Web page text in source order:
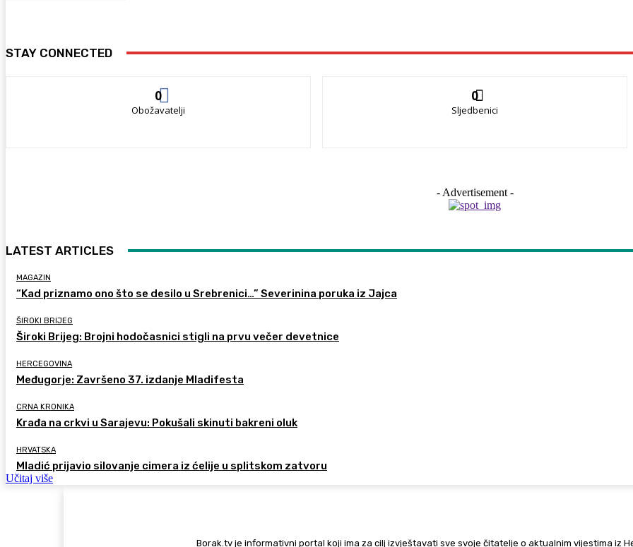
STAY CONNECTED
0
Obožavatelji
0
Sljedbenici
- Advertisement -
LATEST ARTICLES
MAGAZIN
“Kad priznamo ono što se desilo u Srebrenici…” Severinina poruka iz Jajca
ŠIROKI BRIJEG
Široki Brijeg: Brojni hodočasnici stigli na prvu večer devetnice
HERCEGOVINA
Međugorje: Završeno 37. izdanje Mladifesta
CRNA KRONIKA
Krađa na crkvi u Sarajevu: Pokušali skinuti bakreni oluk
HRVATSKA
Mladić prijavio silovanje cimera iz ćelije u splitskom zatvoru
Učitaj više
Borak.tv je informativni portal koji ima za cilj izvještavati sve svoje čitatelje o aktualnim vijestima iz